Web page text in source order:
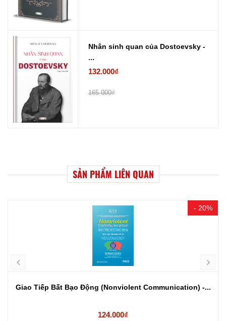
Nhân sinh quan của Dostoevsky -
...
132.000₫
165.000₫
SẢN PHẨM LIÊN QUAN
- 20%
Giao Tiếp Bất Bạo Động (Nonviolent Communication) -...
124.000₫